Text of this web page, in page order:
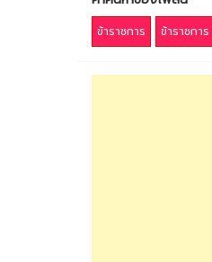
ข้าราชการ ข้าราชกา